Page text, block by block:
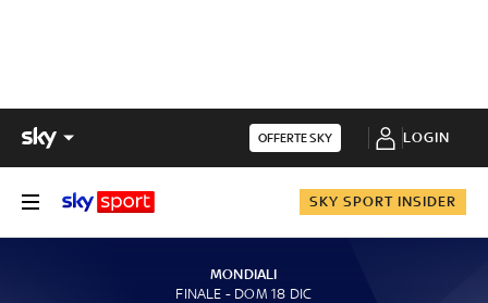
OFFERTE SKY LOGIN
SKY SPORT INSIDER
MONDIALI
FINALE - DOM 18 DIC